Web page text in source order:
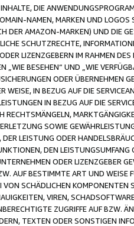
DIE
NAMEN, MARKEN UND
DER AMAZON-MARKEN) UND DIE
SCHUTZRECHTE,
LIZENZGEBERN IM RAHMEN
„WIE BESEHEN“ UND „WIE
ODER ÜBERNEHMEN
WEISE, IN BEZUG AUF DIE
IN BEZUG AUF DIE
RECHTSMÄNGELN,
SOWIE
LEISTUNG ODER
DEN
ODER LIZENZGEBER
AUF BESTIMMTE ART UND
VON SCHÄDLICHEN
VIREN,
ZUGRIFFE AUF BZW.
TEXTEN ODER SONSTIGEN